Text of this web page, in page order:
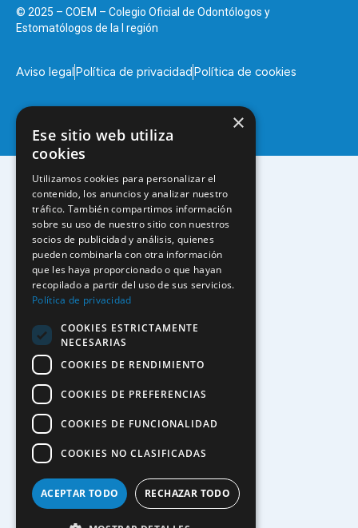
© 2025 – COEM – Colegio Oficial de Odontólogos y
Estomatólogos de la I región
Aviso legalPolítica de privacidadPolítica de cookies
×
Ese sitio web utiliza
cookies
Utilizamos cookies para personalizar el
contenido, los anuncios y analizar nuestro
tráfico. También compartimos información
sobre su uso de nuestro sitio con nuestros
socios de publicidad y análisis, quienes
pueden combinarla con otra información
que les haya proporcionado o que hayan
recopilado a partir del uso de sus servicios.
Política de privacidad
COOKIES ESTRICTAMENTE
NECESARIAS
COOKIES DE RENDIMIENTO
COOKIES DE PREFERENCIAS
COOKIES DE FUNCIONALIDAD
COOKIES NO CLASIFICADAS
ACEPTAR TODO RECHAZAR TODO